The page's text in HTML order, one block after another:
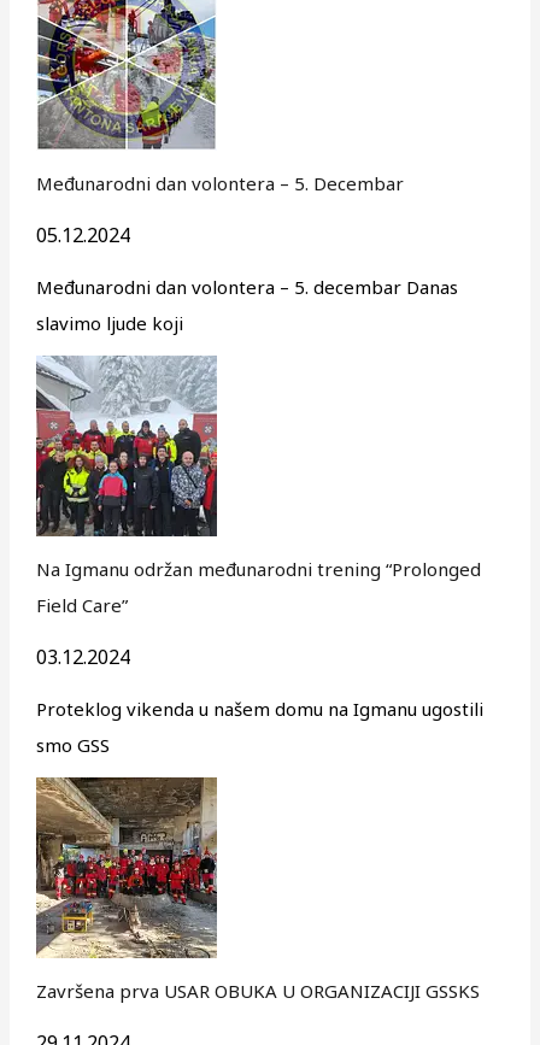
Međunarodni dan volontera – 5. Decembar
05.12.2024
Međunarodni dan volontera – 5. decembar Danas
slavimo ljude koji
Na Igmanu održan međunarodni trening “Prolonged
Field Care”
03.12.2024
Proteklog vikenda u našem domu na Igmanu ugostili
smo GSS
Završena prva USAR OBUKA U ORGANIZACIJI GSSKS